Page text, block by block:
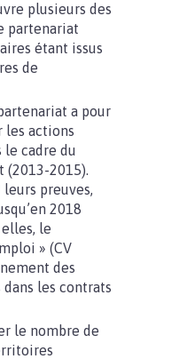
plusieurs des
partenariat
étant issus
de
a pour
les actions
le cadre du
(2013-2015).
preuves,
2018
le
» (CV
des
les contrats
le nombre de